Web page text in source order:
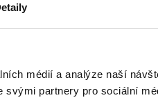
médií a analýze naší
partnery pro sociální
a
z